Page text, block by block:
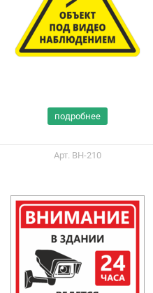
Вы можете
нашу продукцию
подробнее
Арт. ВН-210